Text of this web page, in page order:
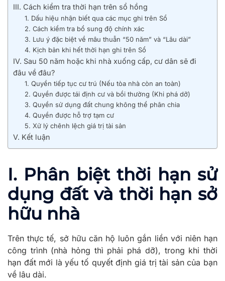
III. Cách kiểm tra thời hạn trên sổ hồng
1. Dấu hiệu nhận biết qua các mục ghi trên Sổ
2. Cách kiểm tra bổ sung độ chính xác
3. Lưu ý đặc biệt về mâu thuẫn “50 năm” và “Lâu dài”
4. Kịch bản khi hết thời hạn ghi trên Sổ
IV. Sau 50 năm hoặc khi nhà xuống cấp, cư dân sẽ đi
đâu về đâu?
1. Quyền tiếp tục cư trú (Nếu tòa nhà còn an toàn)
2. Quyền được tái định cư và bồi thường (Khi phá dỡ)
3. Quyền sử dụng đất chung không thể phân chia
4. Quyền được hỗ trợ tạm cư
5. Xử lý chênh lệch giá trị tài sản
V. Kết luận
I. Phân biệt thời hạn sử
dụng đất và thời hạn sở
hữu nhà
Trên thực tế, sở hữu căn hộ luôn gắn liền với niên hạn
công trình (nhà hỏng thì phải phá dỡ), trong khi thời
hạn đất mới là yếu tố quyết định giá trị tài sản của bạn
về lâu dài.